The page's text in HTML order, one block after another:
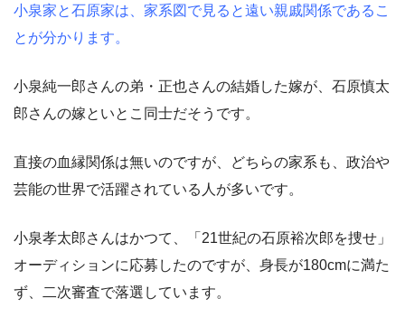
小泉家と石原家は、家系図で見ると遠い親戚関係であるこ
とが分かります。
小泉純一郎さんの弟・正也さんの結婚した嫁が、石原慎太
郎さんの嫁といとこ同士だそうです。
直接の血縁関係は無いのですが、どちらの家系も、政治や
芸能の世界で活躍されている人が多いです。
小泉孝太郎さんはかつて、「21世紀の石原裕次郎を捜せ」
オーディションに応募したのですが、身長が180cmに満た
ず、二次審査で落選しています。